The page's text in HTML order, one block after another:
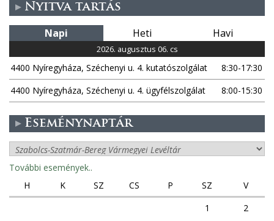
Nyitva tartás
Napi Heti Havi
2026. augusztus 06. cs
4400 Nyíregyháza, Széchenyi u. 4. kutatószolgálat
8:30-17:30
4400 Nyíregyháza, Széchenyi u. 4. ügyfélszolgálat
8:00-15:30
Eseménynaptár
További események..
H
K SZ CS P SZ
V
1
2